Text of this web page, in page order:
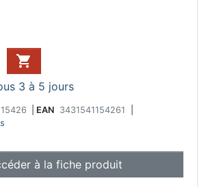

3 à 5 jours
EAN 3431541154261
à la fiche produit